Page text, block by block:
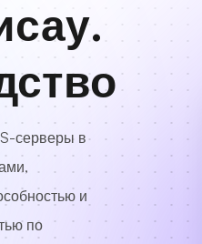
серверы в
и
по